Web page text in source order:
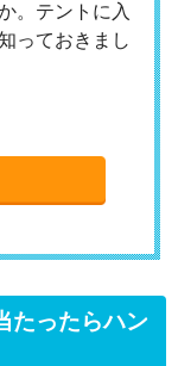
。テントに入
っておきまし
たったらハン